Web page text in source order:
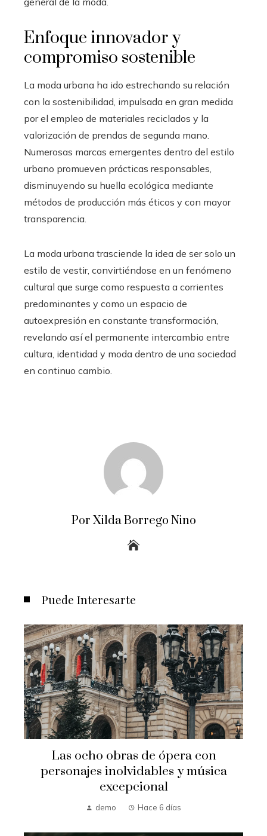
Enfoque innovador y
compromiso sostenible
La moda urbana ha ido estrechando su relación
con la sostenibilidad, impulsada en gran medida
por el empleo de materiales reciclados y la
valorización de prendas de segunda mano.
Numerosas marcas emergentes dentro del estilo
urbano promueven prácticas responsables,
disminuyendo su huella ecológica mediante
métodos de producción más éticos y con mayor
transparencia.
La moda urbana trasciende la idea de ser solo un
estilo de vestir, convirtiéndose en un fenómeno
cultural que surge como respuesta a corrientes
predominantes y como un espacio de
autoexpresión en constante transformación,
revelando así el permanente intercambio entre
cultura, identidad y moda dentro de una sociedad
en continuo cambio.
Por Xilda Borrego Nino
Puede Interesarte
Las ocho obras de ópera con
personajes inolvidables y música
excepcional
demo Hace 6 días